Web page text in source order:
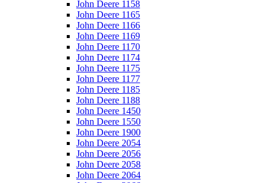
John Deere 1158
John Deere 1165
John Deere 1166
John Deere 1169
John Deere 1170
John Deere 1174
John Deere 1175
John Deere 1177
John Deere 1185
John Deere 1188
John Deere 1450
John Deere 1550
John Deere 1900
John Deere 2054
John Deere 2056
John Deere 2058
John Deere 2064